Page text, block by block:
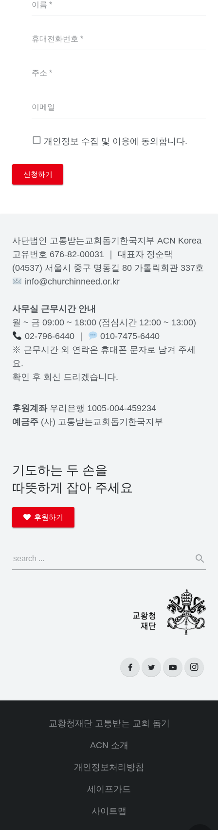
이름 *
휴대전화번호 *
주소 *
이메일
개인정보 수집 및 이용에 동의합니다.
사단법인 고통받는교회돕기한국지부 ACN Korea
고유번호 676-82-00031 ｜ 대표자 정순택
(04537) 서울시 중구 명동길 80 가톨릭회관 337호
info@churchinneed.or.kr
사무실 근무시간 안내
월 ~ 금 09:00 ~ 18:00 (점심시간 12:00 ~ 13:00)
02-796-6440 ｜
010-7475-6440
※ 근무시간 외 연락은 휴대폰 문자로 남겨 주세
요.
확인 후 회신 드리겠습니다.
후원계좌우리은행 1005-004-459234
예금주 (사) 고통받는교회돕기한국지부
기도하는 두 손을
따뜻하게 잡아 주세요
후원하기
교황청재단 고통받는 교회 돕기
ACN 소개
개인정보처리방침
세이프가드
사이트맵